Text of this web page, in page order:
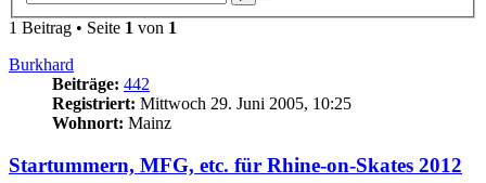
1 Beitrag • Seite 1 von 1
Burkhard
Beiträge: 442
Registriert: Mittwoch 29. Juni 2005, 10:25
Wohnort: Mainz
Startummern, MFG, etc. für Rhine-on-Skates 2012